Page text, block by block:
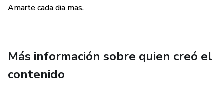
Amarte cada dia mas.
Más información sobre quien creó el
contenido